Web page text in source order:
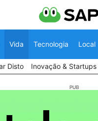
Vida Tecnologia Local
Disto Inovação & Startups